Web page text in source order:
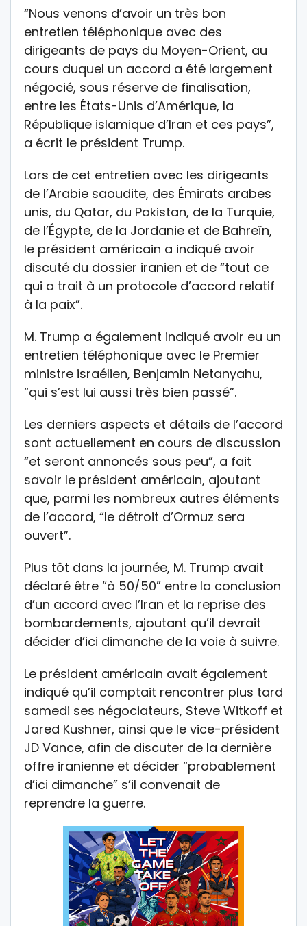
“Nous venons d’avoir un très bon
entretien téléphonique avec des
dirigeants de pays du Moyen-Orient, au
cours duquel un accord a été largement
négocié, sous réserve de finalisation,
entre les États-Unis d’Amérique, la
République islamique d’Iran et ces pays”,
a écrit le président Trump.
Lors de cet entretien avec les dirigeants
de l’Arabie saoudite, des Émirats arabes
unis, du Qatar, du Pakistan, de la Turquie,
de l’Égypte, de la Jordanie et de Bahreïn,
le président américain a indiqué avoir
discuté du dossier iranien et de “tout ce
qui a trait à un protocole d’accord relatif
à la paix”.
M. Trump a également indiqué avoir eu un
entretien téléphonique avec le Premier
ministre israélien, Benjamin Netanyahu,
“qui s’est lui aussi très bien passé”.
Les derniers aspects et détails de l’accord
sont actuellement en cours de discussion
“et seront annoncés sous peu”, a fait
savoir le président américain, ajoutant
que, parmi les nombreux autres éléments
de l’accord, “le détroit d’Ormuz sera
ouvert”.
Plus tôt dans la journée, M. Trump avait
déclaré être “à 50/50” entre la conclusion
d’un accord avec l’Iran et la reprise des
bombardements, ajoutant qu’il devrait
décider d’ici dimanche de la voie à suivre.
Le président américain avait également
indiqué qu’il comptait rencontrer plus tard
samedi ses négociateurs, Steve Witkoff et
Jared Kushner, ainsi que le vice-président
JD Vance, afin de discuter de la dernière
offre iranienne et décider “probablement
d’ici dimanche” s’il convenait de
reprendre la guerre.